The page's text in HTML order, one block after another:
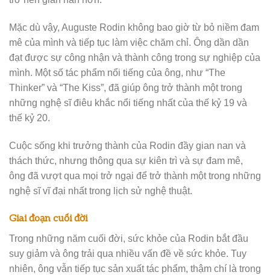
Mặc dù vậy, Auguste Rodin không bao giờ từ bỏ niềm đam
mê của mình và tiếp tục làm việc chăm chỉ. Ông dần dần
đạt được sự công nhận và thành công trong sự nghiệp của
mình. Một số tác phẩm nổi tiếng của ông, như “The
Thinker” và “The Kiss”, đã giúp ông trở thành một trong
những nghệ sĩ điêu khắc nổi tiếng nhất của thế kỷ 19 và
thế kỷ 20.
Cuộc sống khi trưởng thành của Rodin đầy gian nan và
thách thức, nhưng thông qua sự kiên trì và sự đam mê,
ông đã vượt qua mọi trở ngại để trở thành một trong những
nghệ sĩ vĩ đại nhất trong lịch sử nghệ thuật.
Giai đoạn cuối đời
Trong những năm cuối đời, sức khỏe của Rodin bắt đầu
suy giảm và ông trải qua nhiều vấn đề về sức khỏe. Tuy
nhiên, ông vẫn tiếp tục sản xuất tác phẩm, thậm chí là trong